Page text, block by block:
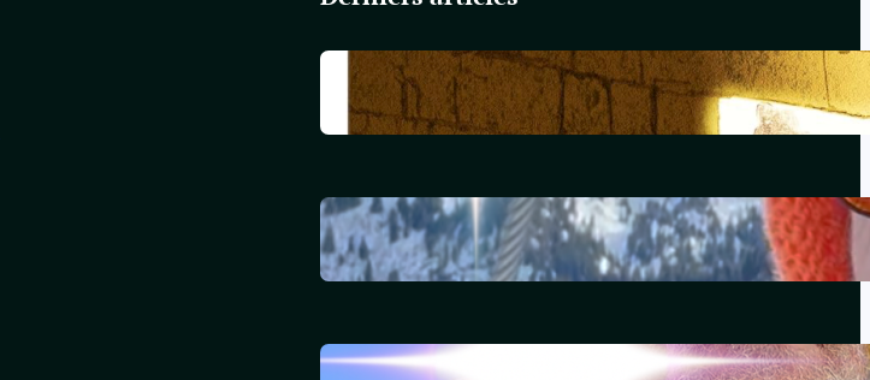
Du Yahvisme au Sionisme
juin 17, 2026
Comirnaty
mai 14, 2026
L’hydroxychloroquine